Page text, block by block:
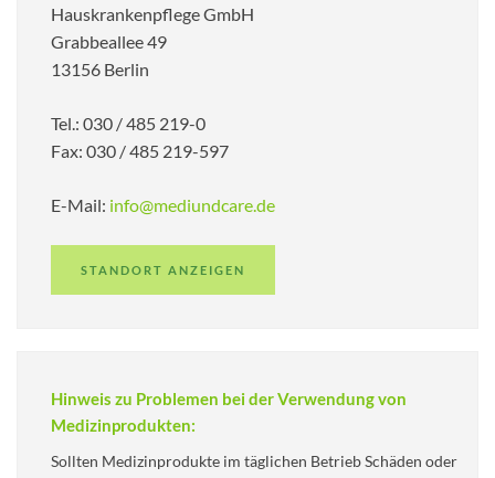
Hauskrankenpflege GmbH
Grabbeallee 49
13156 Berlin
Tel.: 030 / 485 219-0
Fax: 030 / 485 219-597
E-Mail: info@mediundcare.de
STANDORT ANZEIGEN
Hinweis zu Problemen bei der Verwendung von
Medizinprodukten:
Sollten Medizinprodukte im täglichen Betrieb Schäden oder